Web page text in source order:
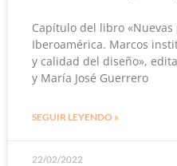
Capítulo del libro
Iberoamérica. Marcos
y calidad del diseño»,
y María José Guerrero
SEGUIR LEYENDO »
22/02/2022